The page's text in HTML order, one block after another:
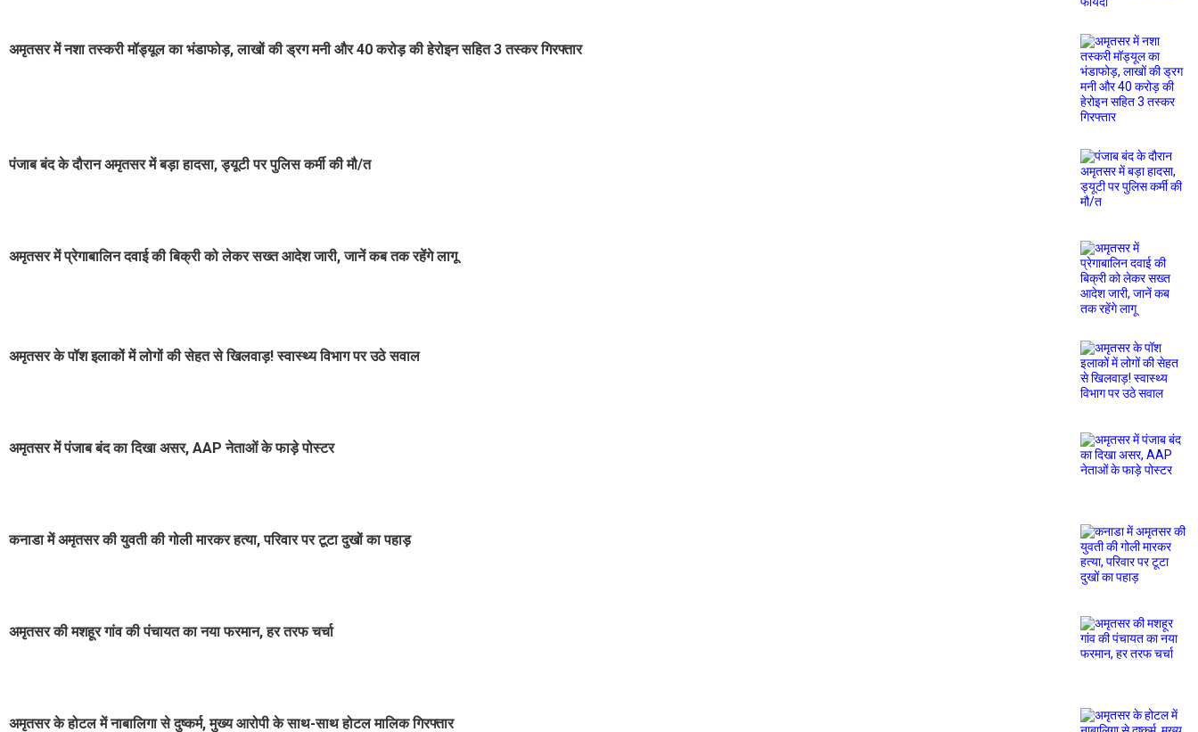
अमृतसर में नशा तस्करी मॉड्यूल का भंडाफोड़, लाखों की ड्रग मनी और 40 करोड़ की हेरोइन सहित 3 तस्कर गिरफ्तार
पंजाब बंद के दौरान अमृतसर में बड़ा हादसा, ड्यूटी पर पुलिस कर्मी की मौ/त
अमृतसर में प्रेगाबालिन दवाई की बिक्री को लेकर सख्त आदेश जारी, जानें कब तक रहेंगे लागू
अमृतसर के पॉश इलाकों में लोगों की सेहत से खिलवाड़! स्वास्थ्य विभाग पर उठे सवाल
अमृतसर में पंजाब बंद का दिखा असर, AAP नेताओं के फाड़े पोस्टर
कनाडा में अमृतसर की युवती की गोली मारकर हत्या, परिवार पर टूटा दुखों का पहाड़
अमृतसर की मशहूर गांव की पंचायत का नया फरमान, हर तरफ चर्चा
अमृतसर के होटल में नाबालिगा से दुष्कर्म, मुख्य आरोपी के साथ-साथ होटल मालिक गिरफ्तार